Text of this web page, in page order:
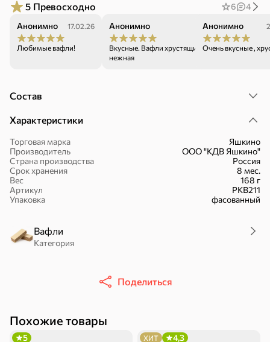
5 Превосходно 6
4
Анонимно
17.02.26
Любимые вафли!
Анонимно 23.01.26
Вкусные. Вафли хрустящие, начинка приятно
нежная
Анонимно
Очень вкусные ,
Состав
Характеристики
Торговая марка
Яшкино
Производитель
ООО "КДВ Яшкино"
Страна производства
Россия
Срок хранения
8 мес.
Вес
168 г
Артикул
РКВ211
Упаковка
фасованный
Вафли
Категория
Поделиться
Похожие товары
5 ХИТ 4,3
Хиты Все
30,2 ₽
В корзину
40 г
ХИТ
7,2 ₽
В корзину
Сладости и десерты
Конфеты
Батончики Зефир, мармелад